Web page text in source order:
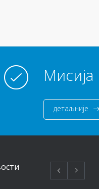
детаљније